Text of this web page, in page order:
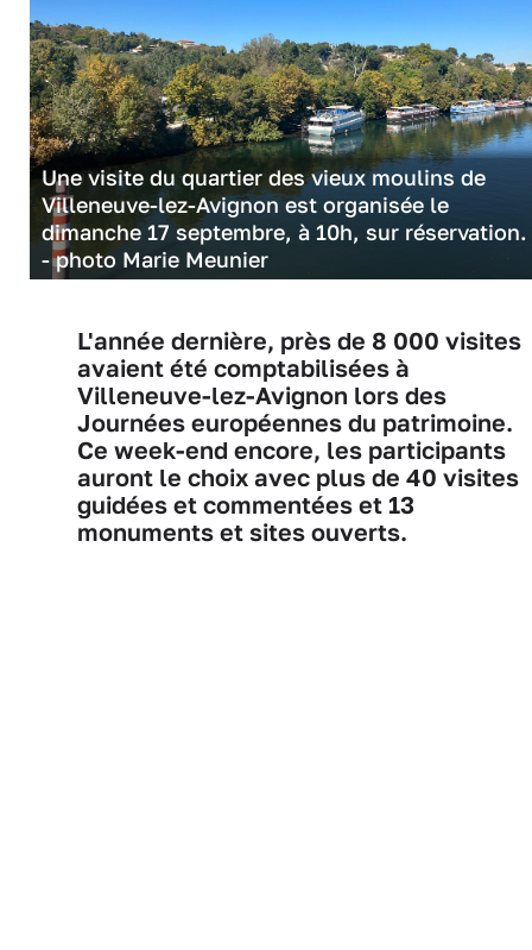
Une visite du quartier des vieux moulins de
Villeneuve-lez-Avignon est organisée le
dimanche 17 septembre, à 10h, sur réservation.
- photo Marie Meunier
L'année dernière, près de 8 000 visites
avaient été comptabilisées à
Villeneuve-lez-Avignon lors des
Journées européennes du patrimoine.
Ce week-end encore, les participants
auront le choix avec plus de 40 visites
guidées et commentées et 13
monuments et sites ouverts.